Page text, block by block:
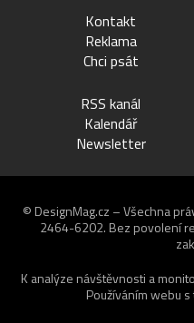
Kontakt
Reklama
Chci psát
RSS kanál
Kalendář
Newsletter
© DesignMag.cz – Všechna
2464-6202. Bez povolení
K analýze návštěvnosti a
Používáním webu